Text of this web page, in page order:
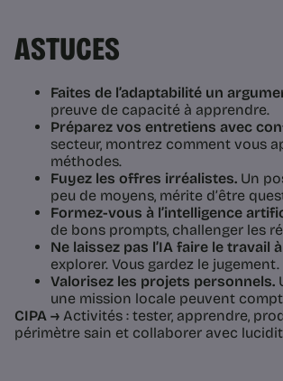
ASTUCES
Faites de l’adaptabilité un
preuve de capacité à apprendre.
Préparez vos entretiens avec
secteur, montrez comment vous
méthodes.
Fuyez les offres irréalistes. Un
peu de moyens, mérite d’être
Formez-vous à l’intelligence
de bons prompts, challenger les
Ne laissez pas l’IA faire le travail
explorer. Vous gardez le jugement.
Valorisez les projets personnels.
une mission locale peuvent
CIPA → Activités : tester, apprendre,
périmètre sain et collaborer avec